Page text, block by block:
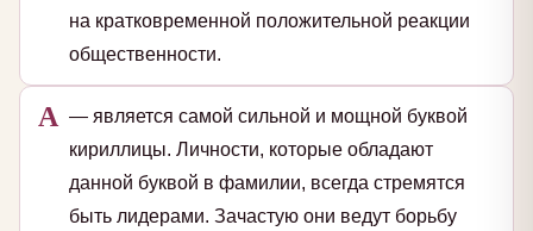
на кратковременной положительной реакции
общественности.
А — является самой сильной и мощной буквой
кириллицы. Личности, которые обладают
данной буквой в фамилии, всегда стремятся
быть лидерами. Зачастую они ведут борьбу